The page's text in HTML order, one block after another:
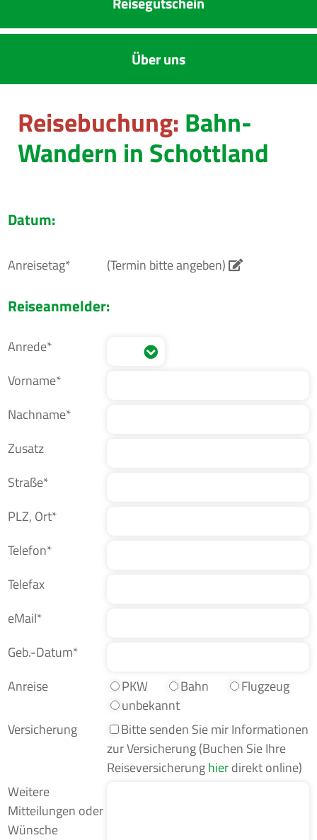
Über uns
Reisebuchung: Bahn-
Wandern in Schottland
Datum:
Anreisetag* (Termin bitte angeben)
Reiseanmelder:
Anrede*
Vorname*
Nachname*
Zusatz
Straße*
PLZ, Ort*
Telefon*
Telefax
eMail*
Geb.-Datum*
Anreise
PKW Bahn
Flugzeug
unbekannt
Versicherung
Bitte senden Sie mir Informationen
zur Versicherung (Buchen Sie Ihre
Reiseversicherunghierdirekt online)
Weitere
Mitteilungen oder
Wünsche